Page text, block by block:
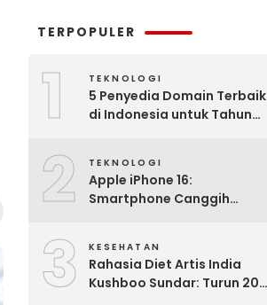
TERPOPULER
1 TEKNOLOGI
5 Penyedia Domain Terbaik
di Indonesia untuk Tahun
2 TEKNOLOGI
Apple iPhone 16:
Smartphone Canggih
3 KESEHATAN
Rahasia Diet Artis India
Kushboo Sundar: Turun 20